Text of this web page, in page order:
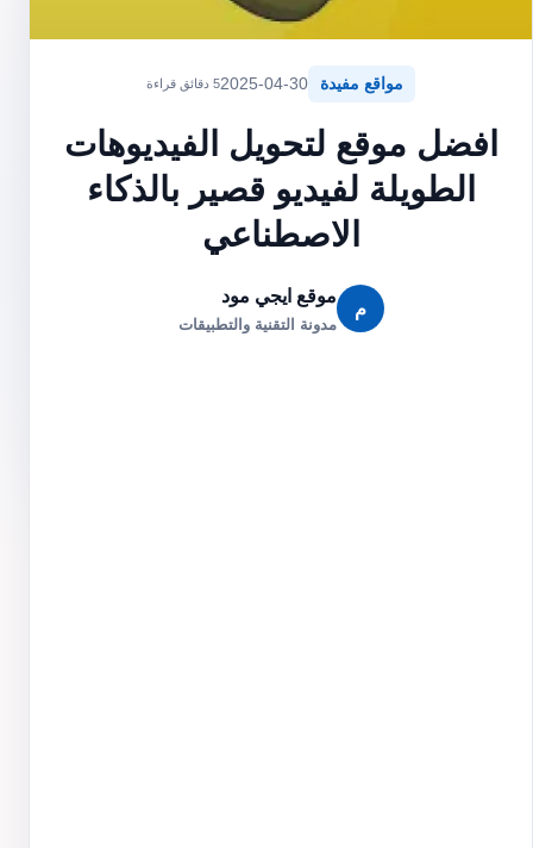
مواقع مفيدة 2025-04-305 دقائق قراءة
افضل موقع لتحويل الفيديوهات
الطويلة لفيديو قصير بالذكاء
الاصطناعي
م
موقع ايجي مود
مدونة التقنية والتطبيقات